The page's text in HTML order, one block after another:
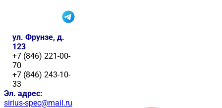
ул. Фрунзе, д.
123
+7 (846) 221-00-
70
+7 (846) 243-10-
33
Эл. адрес:
sirius-spec@mail.ru